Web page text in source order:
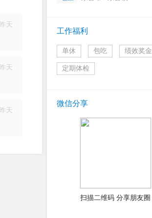
昨天
昨天
昨天
工作福利
单休 包吃 绩效奖金
定期体检
微信分享
扫描二维码 分享朋友圈